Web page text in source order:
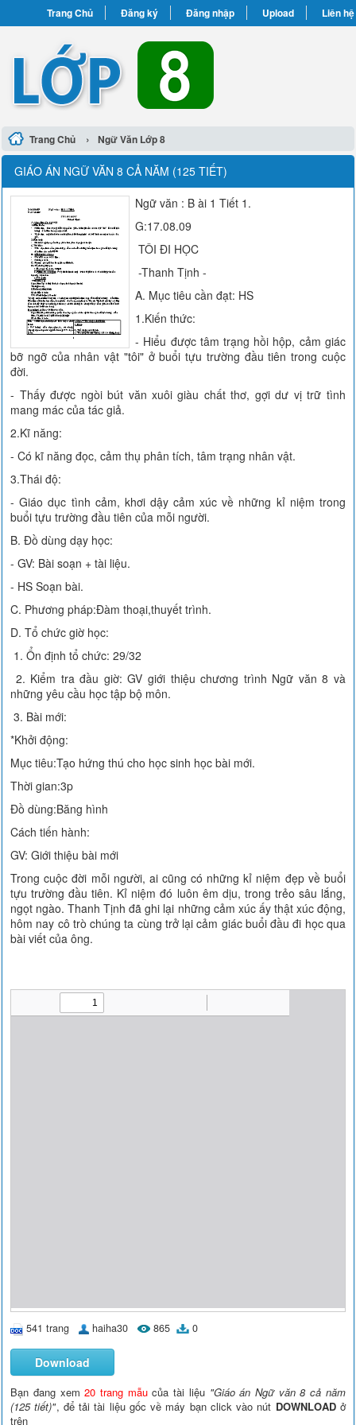
Trang Chủ Đăng ký Đăng nhập Upload Liên hệ
Trang Chủ › Ngữ Văn Lớp 8
GIÁO ÁN NGỮ VĂN 8 CẢ NĂM (125 TIẾT)
Ngữ văn : B ài 1 Tiết 1.
G:17.08.09
TÔI ĐI HỌC
-Thanh Tịnh -
A. Mục tiêu cần đạt: HS
1.Kiến thức:
- Hiểu được tâm trạng hồi hộp, cảm giác
bỡ ngỡ của nhân vật "tôi" ở buổi tựu trường đầu tiên trong cuộc
đời.
- Thấy được ngòi bút văn xuôi giàu chất thơ, gợi dư vị trữ tình
mang mác của tác giả.
2.Kĩ năng:
- Có kĩ năng đọc, cảm thụ phân tích, tâm trạng nhân vật.
3.Thái độ:
- Giáo dục tình cảm, khơi dậy cảm xúc về những kỉ niệm trong
buổi tựu trường đầu tiên của mỗi người.
B. Đồ dùng dạy học:
- GV: Bài soạn + tài liệu.
- HS Soạn bài.
C. Phương pháp:Đàm thoại,thuyết trình.
D. Tổ chức giờ học:
1. Ổn định tổ chức: 29/32
2. Kiểm tra đầu giờ: GV giới thiệu chương trình Ngữ văn 8 và
những yêu cầu học tập bộ môn.
3. Bài mới:
*Khởi động:
Mục tiêu:Tạo hứng thú cho học sinh học bài mới.
Thời gian:3p
Đồ dùng:Băng hình
Cách tiến hành:
GV: Giới thiệu bài mới
Trong cuộc đời mỗi người, ai cũng có những kỉ niệm đẹp về buổi
tựu trường đầu tiên. Kỉ niệm đó luôn êm dịu, trong trẻo sâu lắng,
ngọt ngào. Thanh Tịnh đã ghi lại những cảm xúc ấy thật xúc động,
hôm nay cô trò chúng ta cùng trở lại cảm giác buổi đầu đi học qua
bài viết của ông.
541 trang haiha30 865 0
Download
Bạn đang xem20 trang mẫucủa tài liệu "Giáo án Ngữ văn 8 cả năm
(125 tiết)", để tải tài liệu gốc về máy bạn click vào nút DOWNLOADở
trên